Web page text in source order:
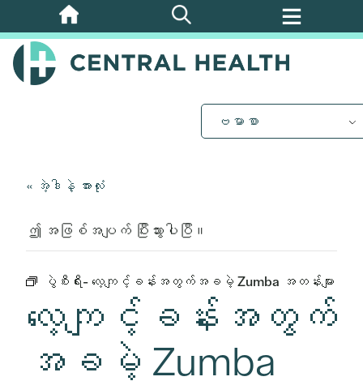
အဓိက
အကြောင်းအရာ
သို့
ဗမာစာ
« အဲ့ဒါနဲ့ အားလုံး
ဤ အဖြစ်အပျက် ပြီးသွားပါပြီ။
ပွဲစီးရီး- လေ့ကျင့်ခန်းအတွက်အခမဲ့ Zumba အတန်းများ
လေ့ကျင့်ခန်းအတွက်
အခမဲ့ Zumba